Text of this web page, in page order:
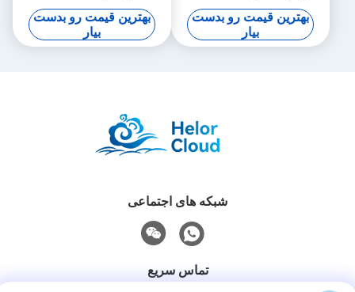
1115G4 3LAN 6COM RAM
DDR4
بهترین قیمت رو بدست
بیار
7COM 2LAN کامپیوتر صنعتی
بهترین قیمت رو بدست
بیار
شبکه های اجتماعی
تماس سریع